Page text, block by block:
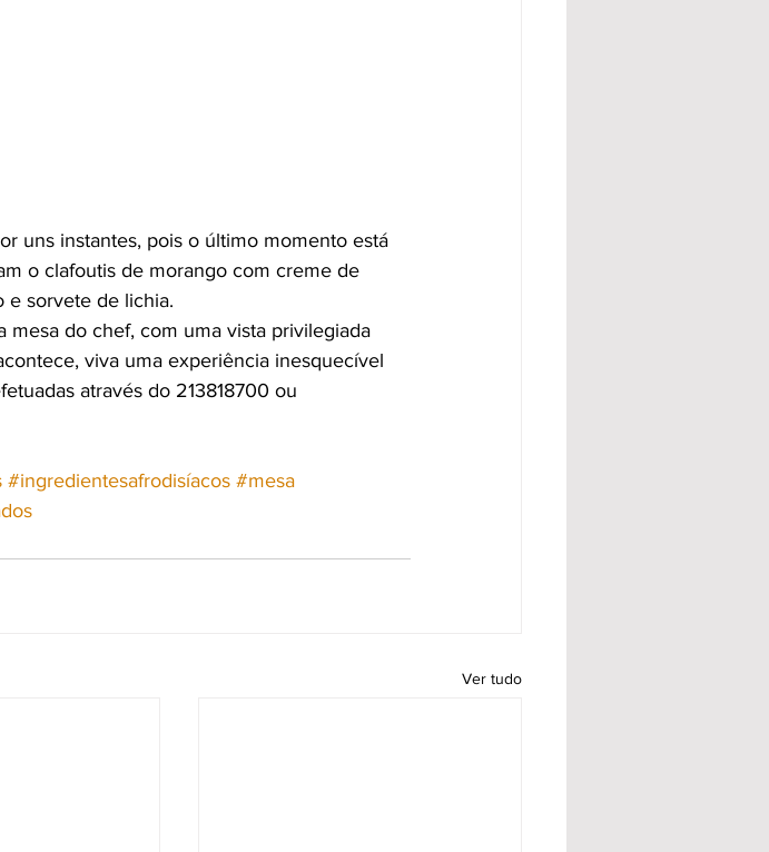
uns instantes, pois o último momento está
o clafoutis de morango com creme de
e sorvete de lichia.
mesa do chef, com uma vista privilegiada
viva uma experiência inesquecível
através do 213818700 ou
#ingredientesafrodisíacos #mesa
Ver tudo